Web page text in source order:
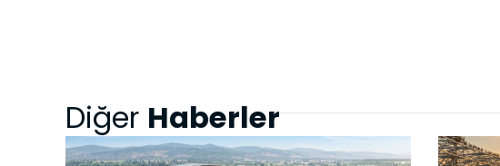
Diğer Haberler